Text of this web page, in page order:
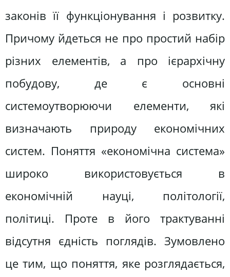
законів її функціонування і розвитку.
Причому йдеться не про простий набір
різних елементів, а про ієрархічну
побудову, де є основні
системоутворюючи елементи, які
визначають природу економічних
систем. Поняття «економічна система»
широко використовується в
економічній науці, політології,
політиці. Проте в його трактуванні
відсутня єдність поглядів. Зумовлено
це тим, що поняття, яке розглядається,